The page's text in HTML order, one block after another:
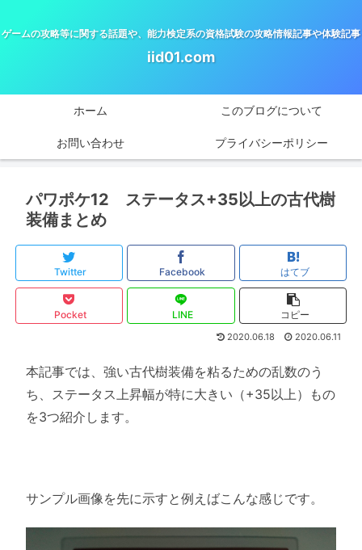
ゲームの攻略等に関する話題や、能力検定系の資格試験の攻略情報記事や体験記事
iid01.com
ホーム このブログについて
お問い合わせ プライバシーポリシー
パワポケ12 ステータス+35以上の古代樹
装備まとめ
Twitter Facebook はてブ
Pocket LINE コピー
2020.06.18 2020.06.11
本記事では、強い古代樹装備を粘るための乱数のう
ち、ステータス上昇幅が特に大きい（+35以上）もの
を3つ紹介します。
サンプル画像を先に示すと例えばこんな感じです。